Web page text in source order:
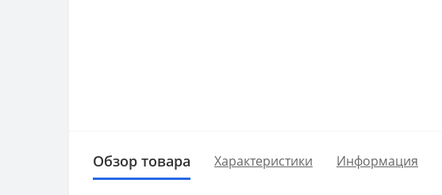
Обзор товара Характеристики Информация